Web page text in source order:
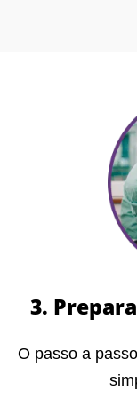
3.
O passo a